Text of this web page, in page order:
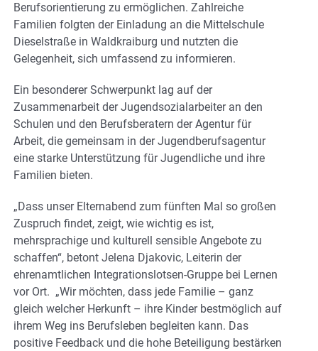
Berufsorientierung zu ermöglichen. Zahlreiche
Familien folgten der Einladung an die Mittelschule
Dieselstraße in Waldkraiburg und nutzten die
Gelegenheit, sich umfassend zu informieren.
Ein besonderer Schwerpunkt lag auf der
Zusammenarbeit der Jugendsozialarbeiter an den
Schulen und den Berufsberatern der Agentur für
Arbeit, die gemeinsam in der Jugendberufsagentur
eine starke Unterstützung für Jugendliche und ihre
Familien bieten.
„Dass unser Elternabend zum fünften Mal so großen
Zuspruch findet, zeigt, wie wichtig es ist,
mehrsprachige und kulturell sensible Angebote zu
schaffen“, betont Jelena Djakovic, Leiterin der
ehrenamtlichen Integrationslotsen-Gruppe bei Lernen
vor Ort. „Wir möchten, dass jede Familie – ganz
gleich welcher Herkunft – ihre Kinder bestmöglich auf
ihrem Weg ins Berufsleben begleiten kann. Das
positive Feedback und die hohe Beteiligung bestärken